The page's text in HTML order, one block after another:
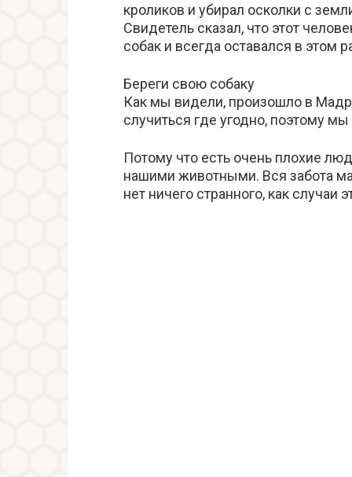
кроликов и убирал осколки с
Свидетель сказал, что этот
собак и всегда оставался в этом
Береги свою собаку
Как мы видели, произошло в
случиться где угодно, поэтому
Потому что есть очень плохие
нашими животными. Вся забота
нет ничего странного, как случаи